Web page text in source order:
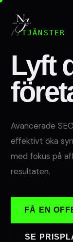
innehåll
TJÄNSTER
Lyft
Avancerade
effektivt öka
med fokus på
resultaten.
FÅ EN
SE